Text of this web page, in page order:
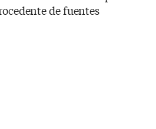
de fuentes